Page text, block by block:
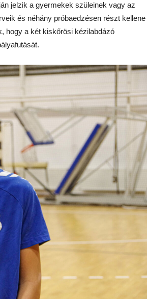
jelzik a gyermekek szüleinek vagy az
és néhány próbaedzésen részt kellene
hogy a két kiskőrösi kézilabdázó